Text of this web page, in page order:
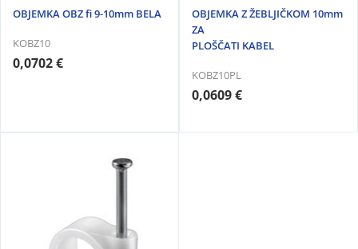
OBJEMKA OBZ fi 9-10mm BELA
KOBZ10
0,0702 €
OBJEMKA Z ŽEBLJIČKOM 10mm
ZA
PLOŠČATI KABEL
KOBZ10PL
0,0609 €